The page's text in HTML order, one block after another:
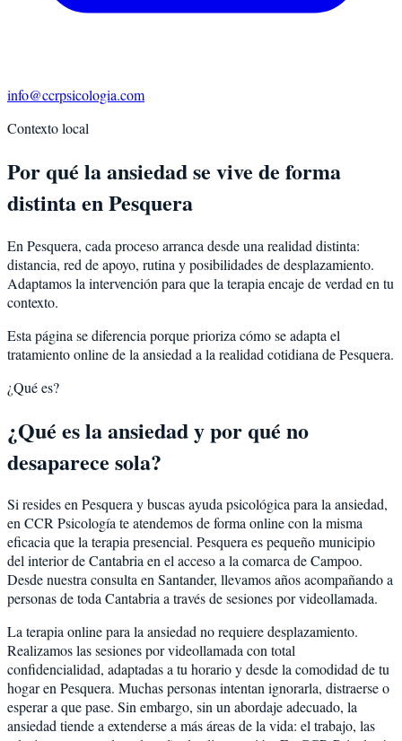
info@ccrpsicologia.com
Contexto local
Por qué la ansiedad se vive de forma
distinta en Pesquera
En Pesquera, cada proceso arranca desde una realidad distinta:
distancia, red de apoyo, rutina y posibilidades de desplazamiento.
Adaptamos la intervención para que la terapia encaje de verdad en tu
contexto.
Esta página se diferencia porque prioriza cómo se adapta el
tratamiento online de la ansiedad a la realidad cotidiana de Pesquera.
¿Qué es?
¿Qué es la ansiedad y por qué no
desaparece sola?
Si resides en Pesquera y buscas ayuda psicológica para la ansiedad,
en CCR Psicología te atendemos de forma online con la misma
eficacia que la terapia presencial. Pesquera es pequeño municipio
del interior de Cantabria en el acceso a la comarca de Campoo.
Desde nuestra consulta en Santander, llevamos años acompañando a
personas de toda Cantabria a través de sesiones por videollamada.
La terapia online para la ansiedad no requiere desplazamiento.
Realizamos las sesiones por videollamada con total
confidencialidad, adaptadas a tu horario y desde la comodidad de tu
hogar en Pesquera. Muchas personas intentan ignorarla, distraerse o
esperar a que pase. Sin embargo, sin un abordaje adecuado, la
ansiedad tiende a extenderse a más áreas de la vida: el trabajo, las